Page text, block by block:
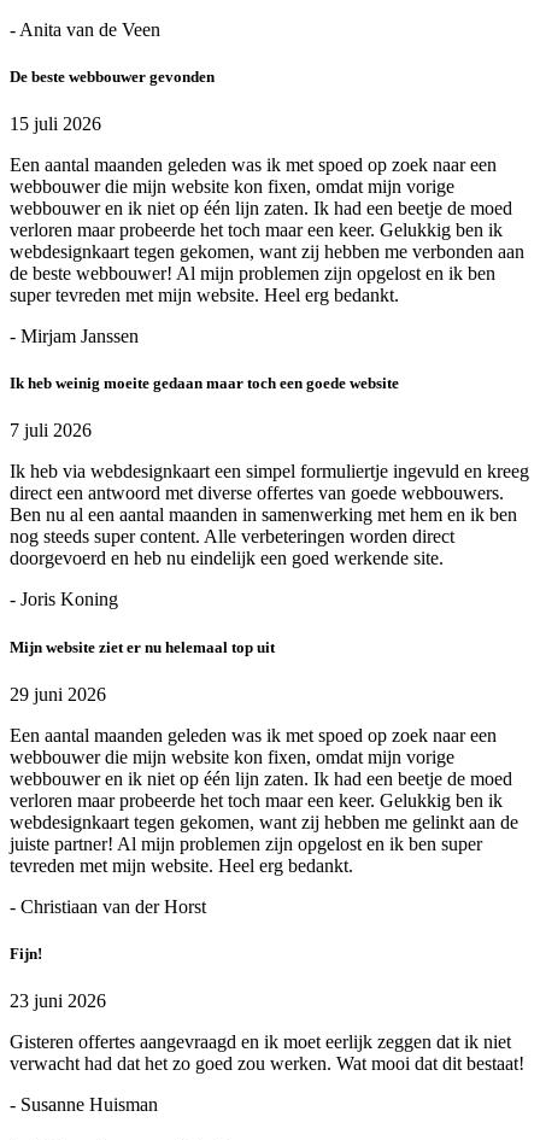
- Anita van de Veen
De beste webbouwer gevonden
15 juli 2026
Een aantal maanden geleden was ik met spoed op zoek naar een
webbouwer die mijn website kon fixen, omdat mijn vorige
webbouwer en ik niet op één lijn zaten. Ik had een beetje de moed
verloren maar probeerde het toch maar een keer. Gelukkig ben ik
webdesignkaart tegen gekomen, want zij hebben me verbonden aan
de beste webbouwer! Al mijn problemen zijn opgelost en ik ben
super tevreden met mijn website. Heel erg bedankt.
- Mirjam Janssen
Ik heb weinig moeite gedaan maar toch een goede website
7 juli 2026
Ik heb via webdesignkaart een simpel formuliertje ingevuld en kreeg
direct een antwoord met diverse offertes van goede webbouwers.
Ben nu al een aantal maanden in samenwerking met hem en ik ben
nog steeds super content. Alle verbeteringen worden direct
doorgevoerd en heb nu eindelijk een goed werkende site.
- Joris Koning
Mijn website ziet er nu helemaal top uit
29 juni 2026
Een aantal maanden geleden was ik met spoed op zoek naar een
webbouwer die mijn website kon fixen, omdat mijn vorige
webbouwer en ik niet op één lijn zaten. Ik had een beetje de moed
verloren maar probeerde het toch maar een keer. Gelukkig ben ik
webdesignkaart tegen gekomen, want zij hebben me gelinkt aan de
juiste partner! Al mijn problemen zijn opgelost en ik ben super
tevreden met mijn website. Heel erg bedankt.
- Christiaan van der Horst
Fijn!
23 juni 2026
Gisteren offertes aangevraagd en ik moet eerlijk zeggen dat ik niet
verwacht had dat het zo goed zou werken. Wat mooi dat dit bestaat!
- Susanne Huisman